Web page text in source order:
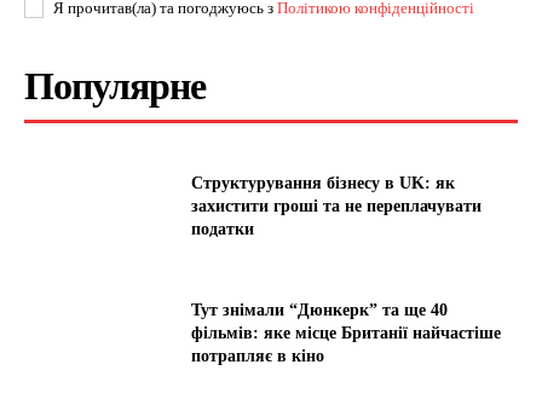
Я прочитав(ла) та погоджуюсь з Політикою конфіденційності
Популярне
Структурування бізнесу в UK: як
захистити гроші та не переплачувати
податки
Тут знімали “Дюнкерк” та ще 40
фільмів: яке місце Британії найчастіше
потрапляє в кіно